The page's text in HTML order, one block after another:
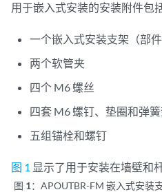
用于嵌入式安装的安装附件包括
一个嵌入式安装支架（部
两个软管夹
四个 M6 螺丝
四套 M6 螺钉、垫圈和弹
五组锚栓和螺钉
图 1 显示了用于安装在墙壁和
图 1： APOUTBR-FM 嵌入式安装